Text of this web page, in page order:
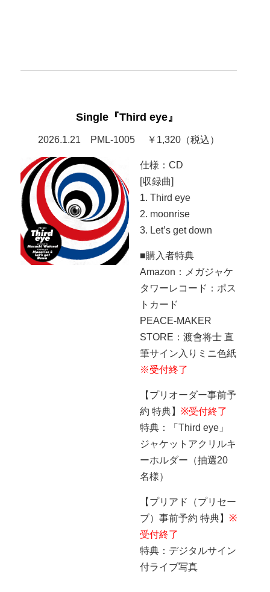
Single『Third eye』
2026.1.21 PML-1005 ￥1,320（税込）
仕様：CD
[収録曲]
1. Third eye
2. moonrise
3. Let’s get down
■購入者特典
Amazon：メガジャケ
タワーレコード：ポス
トカード
PEACE-MAKER
STORE：渡會将士 直
筆サイン入りミニ色紙
※受付終了
【プリオーダー事前予
約 特典】 ※受付終了
特典：「Third eye」
ジャケットアクリルキ
ーホルダー（抽選20
名様）
【プリアド（プリセー
ブ）事前予約 特典】 ※
受付終了
特典：デジタルサイン
付ライブ写真